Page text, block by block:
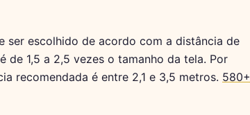
ser escolhido de acordo com a distância de
de 1,5 a 2,5 vezes o tamanho da tela. Por
recomendada é entre 2,1 e 3,5 metros. 580+